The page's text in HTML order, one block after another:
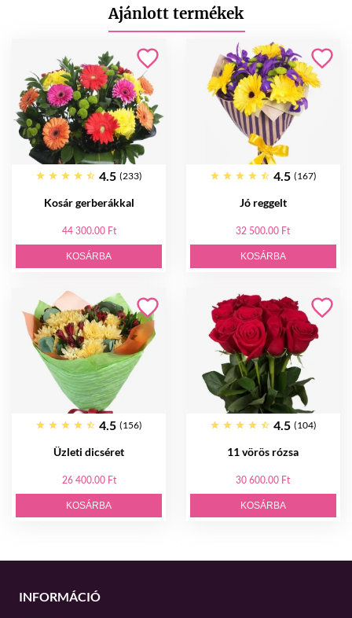
Ajánlott termékek
4.5 (233)
Kosár gerberákkal
44 300.00 Ft
KOSÁRBA
4.5 (167)
Jó reggelt
32 500.00 Ft
KOSÁRBA
4.5 (156)
Üzleti dicséret
26 400.00 Ft
KOSÁRBA
4.5 (104)
11 vörös rózsa
30 600.00 Ft
KOSÁRBA
INFORMÁCIÓ